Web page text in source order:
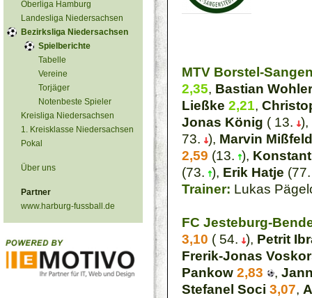
Oberliga Hamburg
Landesliga Niedersachsen
Bezirksliga Niedersachsen
Spielberichte
Tabelle
Vereine
Torjäger
Notenbeste Spieler
Kreisliga Niedersachsen
1. Kreisklasse Niedersachsen
Pokal
Über uns
Partner
www.harburg-fussball.de
MTV Borstel-
2,35, Bastian Wohler
Ließke 2,21,
Jonas König ( 13. ),
73. ), Marvin Mißfeld
2,59 (13. ),
(73. ), Erik Hatje
Trainer: Lukas
FC Jesteburg-
3,10 ( 54. ), Petrit
Frerik-Jonas
Pankow 2,83 ,
Stefanel Soci 3,07,